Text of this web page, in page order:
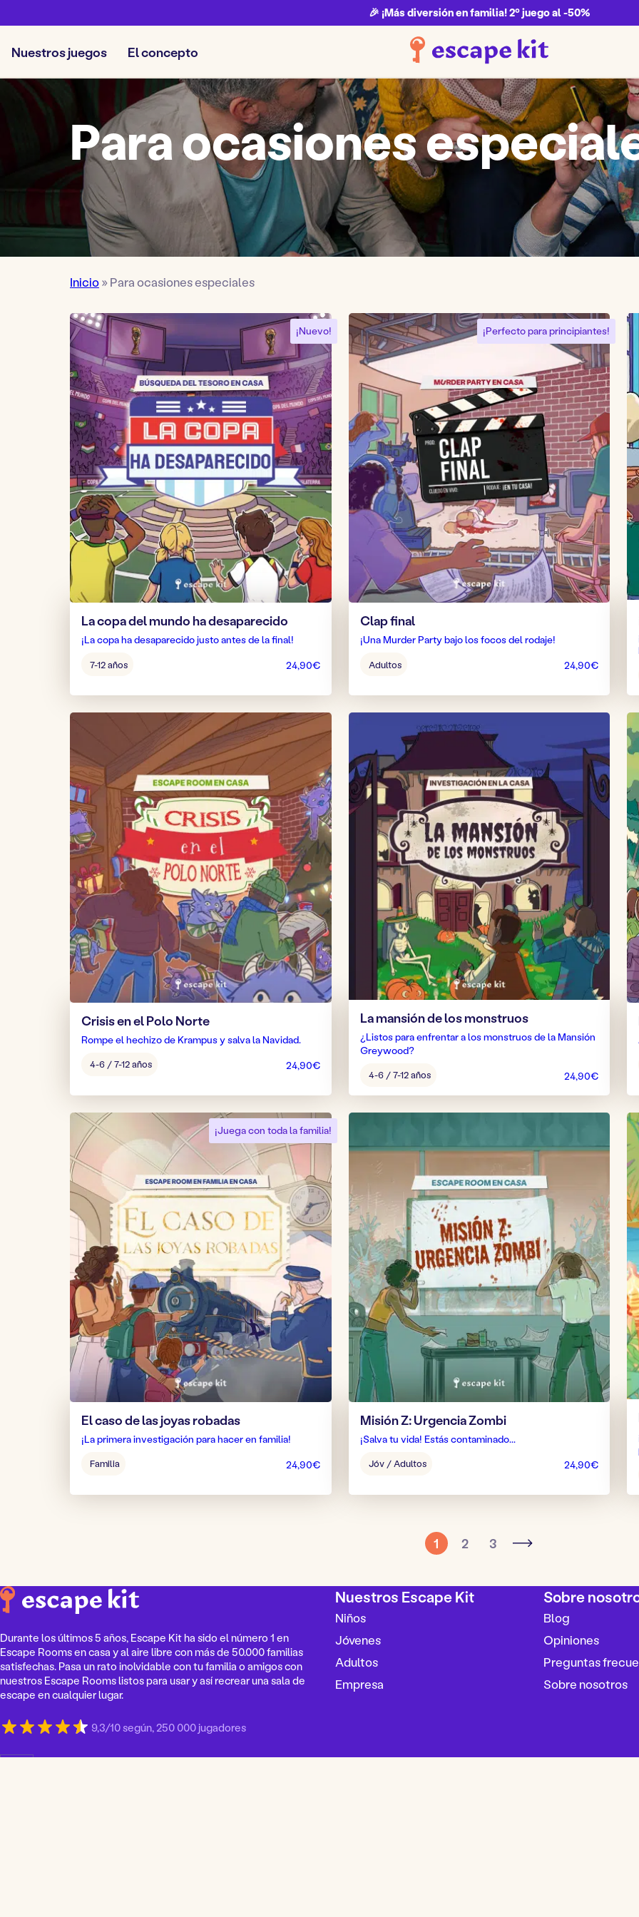
🎉 ¡Más diversión en familia! 2º juego al -50%
Nuestros juegos El concepto
Para ocasiones
Inicio»Para ocasiones especiales
¡Nuevo!
La copa del mundo ha desaparecido
¡La copa ha desaparecido justo antes de la final!
del
7-12 años 24,90€
¡Perfecto para principiantes!
Clap final
¡Una Murder Party bajo los focos del rodaje!
del
Adultos 24,90€
Crisis en el Polo Norte
Rompe el hechizo de Krampus y salva la Navidad.
del
4-6 / 7-12 años 24,90€
La mansión de los monstruos
¿Listos para enfrentar a los monstruos de la Mansión
Greywood?
del
juego:
4-6 / 7-12 años 24,90€
¡Juega con toda la familia!
El caso de las joyas robadas
¡La primera investigación para hacer en familia!
del
Familia 24,90€
Misión Z: Urgencia Zombi
¡Salva tu vida! Estás contaminado...
del
Jóv / Adultos 24,90€
1 2 3
Durante los últimos 5 años, Escape Kit ha sido el número 1 en
Escape Rooms en casa y al aire libre con más de 50.000 familias
satisfechas. Pasa un rato inolvidable con tu familia o amigos con
nuestros Escape Rooms listos para usar y así recrear una sala de
escape en cualquier lugar.
9,3/10 según, 250 000 jugadores
E
Nuestros Escape Kit
Niños
Jóvenes
Adultos
Empresa
Sobre
Blog
Opiniones
Preguntas
Sobre nosotros